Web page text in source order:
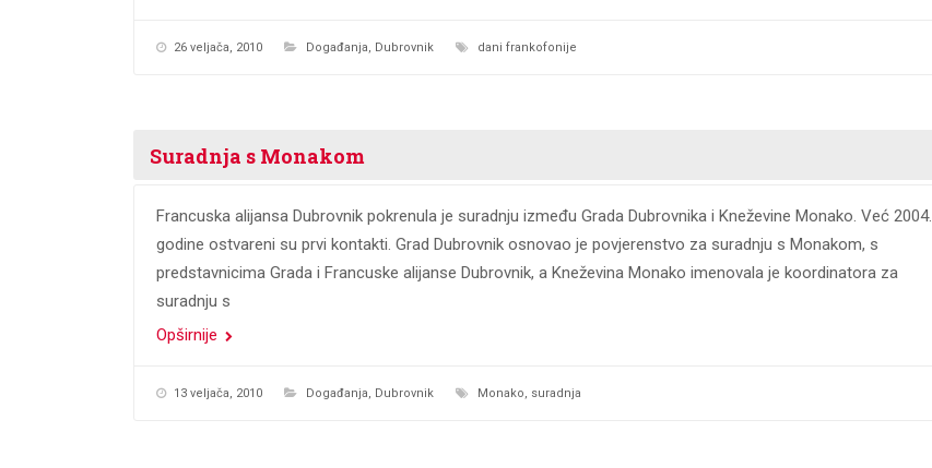
26 veljača, 2010 Događanja, Dubrovnik dani frankofonije
Suradnja s Monakom
Francuska alijansa Dubrovnik pokrenula je suradnju između Grada Dubrovnika i Kneževine Monako. Već 2004.
godine ostvareni su prvi kontakti. Grad Dubrovnik osnovao je povjerenstvo za suradnju s Monakom, s
predstavnicima Grada i Francuske alijanse Dubrovnik, a Kneževina Monako imenovala je koordinatora za
suradnju s
Opširnije
13 veljača, 2010 Događanja, Dubrovnik Monako, suradnja